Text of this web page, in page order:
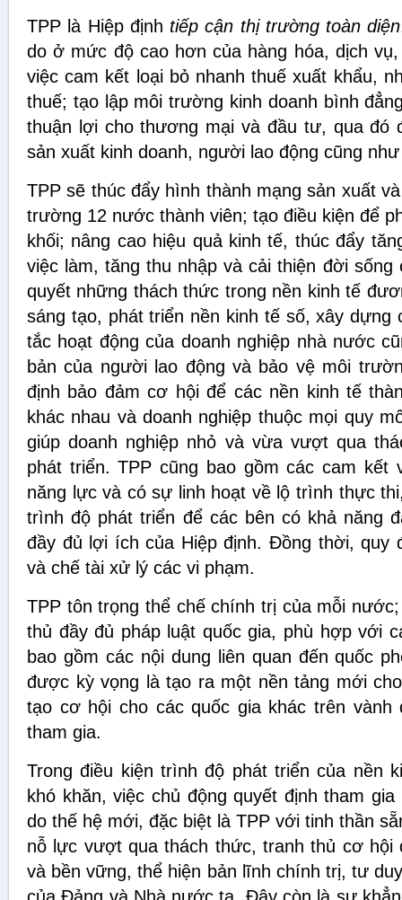
TPP là Hiệp định tiếp cận thị trường toàn diện
do ở mức độ cao hơn của hàng hóa, dịch
việc cam kết loại bỏ nhanh thuế xuất khẩu,
thuế; tạo lập môi trường kinh doanh bình
thuận lợi cho thương mại và đầu tư, qua đó
sản xuất kinh doanh, người lao động cũng
TPP sẽ thúc đẩy hình thành mạng sản xuất
trường 12 nước thành viên; tạo điều kiện để
khối; nâng cao hiệu quả kinh tế, thúc đẩy
việc làm, tăng thu nhập và cải thiện đời
quyết những thách thức trong nền kinh tế
sáng tạo, phát triển nền kinh tế số, xây dựng
tắc hoạt động của doanh nghiệp nhà nước
bản của người lao động và bảo vệ môi
định bảo đảm cơ hội để các nền kinh tế
khác nhau và doanh nghiệp thuộc mọi quy
giúp doanh nghiệp nhỏ và vừa vượt qua
phát triển. TPP cũng bao gồm các cam
năng lực và có sự linh hoạt về lộ trình thực
trình độ phát triển để các bên có khả năng
đầy đủ lợi ích của Hiệp định. Đồng thời, quy
và chế tài xử lý các vi phạm.
TPP tôn trọng thể chế chính trị của mỗi
thủ đầy đủ pháp luật quốc gia, phù hợp với
bao gồm các nội dung liên quan đến quốc
được kỳ vọng là tạo ra một nền tảng mới
tạo cơ hội cho các quốc gia khác trên vành
tham gia.
Trong điều kiện trình độ phát triển của nền
khó khăn, việc chủ động quyết định tham
do thế hệ mới, đặc biệt là TPP với tinh thần
nỗ lực vượt qua thách thức, tranh thủ cơ hội
và bền vững, thể hiện bản lĩnh chính trị, tư